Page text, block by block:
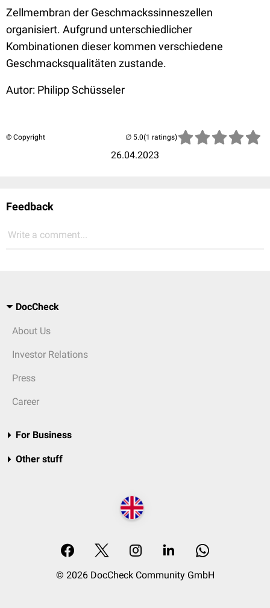
Zellmembran der Geschmackssinneszellen
organisiert. Aufgrund unterschiedlicher
Kombinationen dieser kommen verschiedene
Geschmacksqualitäten zustande.
Autor: Philipp Schüsseler
© Copyright
26.04.2023
(1 ratings)
Feedback
Write a comment...
DocCheck
About Us
Investor Relations
Press
Career
For Business
Other stuff
© 2026 DocCheck Community GmbH